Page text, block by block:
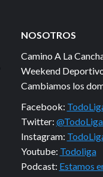
NOSOTROS
Camino A La
Weekend
Cambiamos los
Facebook:
Twitter:
Instagram:
Youtube: Todoliga
Podcast: Estamos